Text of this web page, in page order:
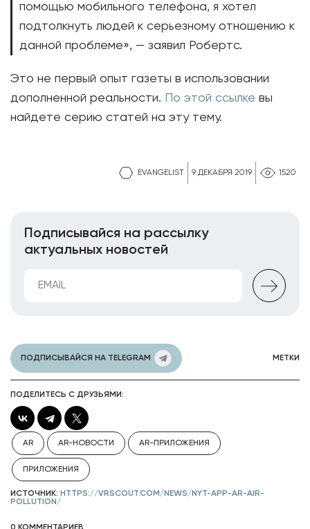
EVANGELIST 9 ДЕКАБРЯ 2019 1520
помощью мобильного телефона, я хотел
подтолкнуть людей к серьезному отношению к
данной проблеме», — заявил Робертс.
Это не первый опыт газеты в использовании
дополненной реальности. По этой ссылке вы
найдете серию статей на эту тему.
Подписывайся на рассылку
актуальных новостей
ПОДПИСЫВАЙСЯ НА TELEGRAM МЕТКИ
ПОДЕЛИТЕСЬ С ДРУЗЬЯМИ:
AR AR-НОВОСТИ AR-ПРИЛОЖЕНИЯ
ПРИЛОЖЕНИЯ
ИСТОЧНИК: HTTPS://VRSCOUT.COM/NEWS/NYT-APP-AR-AIR-
POLLUTION/